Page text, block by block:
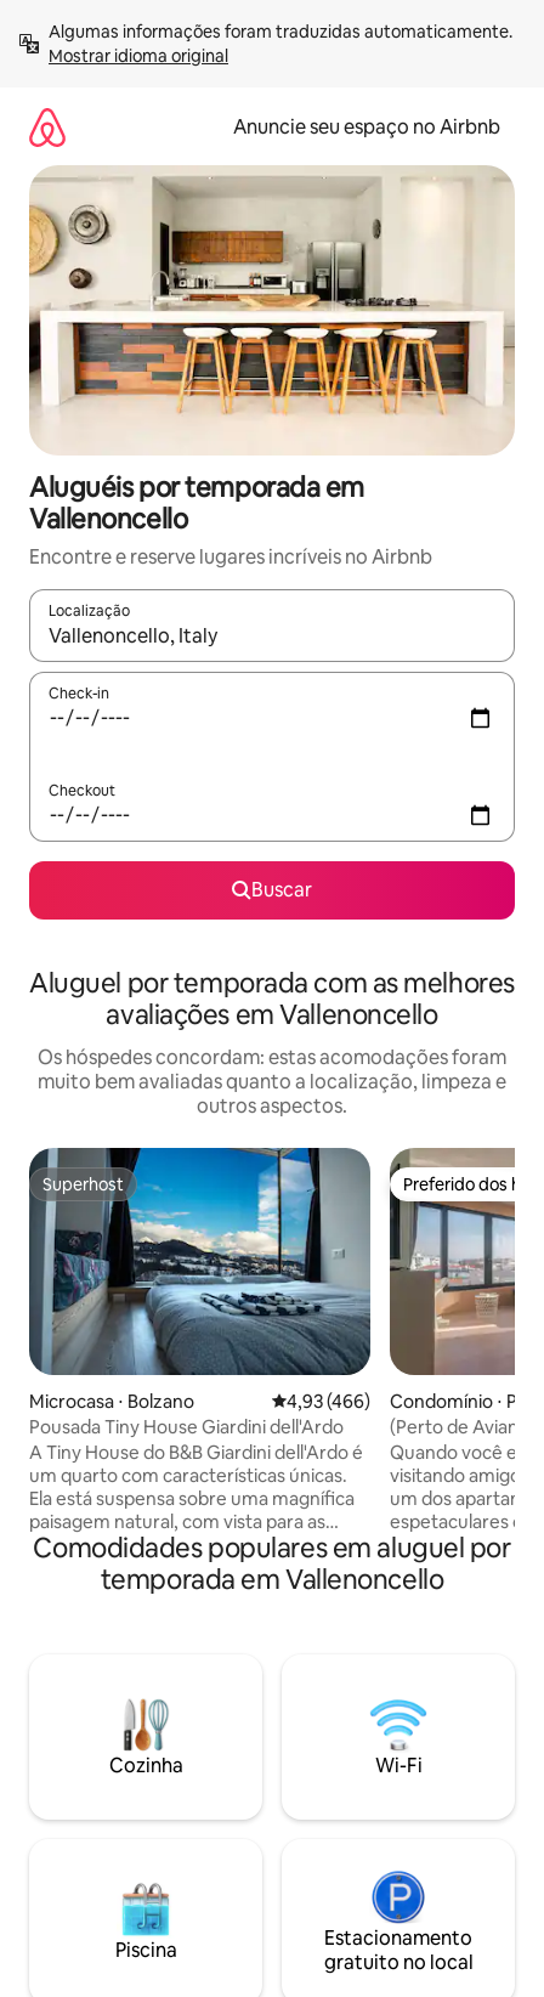
para
Mostrar idioma original
Anuncie seu espaço no Airbnb
Aluguéis por temporada em
Vallenoncello
Encontre e reserve lugares incríveis no Airbnb
Localização
Quando os resultados estiverem disponíveis, explore-os
Check-in
Checkout
Buscar
Aluguel por temporada com as melhores
avaliações em Vallenoncello
Os hóspedes concordam: estas acomodações foram
muito bem avaliadas quanto a localização, limpeza e
outros aspectos.
Superhost
Superhost
Microcasa ⋅ Bolzano 4,93 de uma avaliação média de
4,93 (466)
Pousada Tiny House Giardini dell'Ardo
A Tiny House do B&B Giardini dell'Ardo é
um quarto com características únicas.
Ela está suspensa sobre uma magnífica
paisagem natural, com vista para as
montanhas e para o profundo
desfiladeiro do riacho Ardo. A grande
janela de vidro permite que você se
todos os confortos: chuveiro grande, wi-
fi e TV de tela plana. No telhado, você
encontra um terraço panorâmico com
vista de 360° (compartilhado)
Preferido dos
Preferido dos
Condomínio ⋅
(Perto de Aviano
Super Central
Quando você
visitando amigos
um dos
espetaculares da cidade!
Está localizado a
Cidade Velha e
Rodoviária (você
vários Restaurantes
último, mas não
janelas ultra-
55", incluindo
Comodidades populares em aluguel por
temporada em Vallenoncello
Cozinha Wi-Fi
Piscina
Estacionamento
gratuito no local